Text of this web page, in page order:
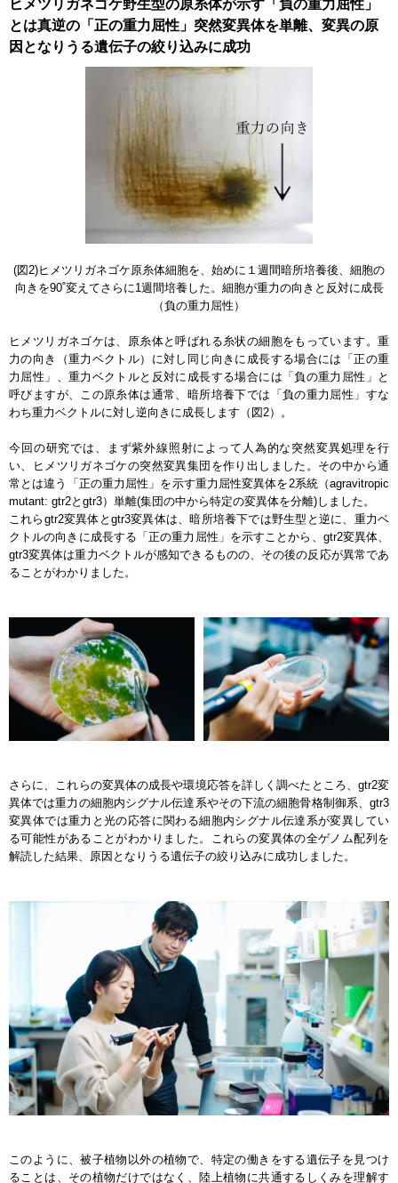
ヒメツリガネゴケ野生型の原糸体が示す「負の重力屈性」
とは真逆の「正の重力屈性」突然変異体を単離、変異の原
因となりうる遺伝子の絞り込みに成功
(図2)ヒメツリガネゴケ原糸体細胞を、始めに１週間暗所培養後、細胞の
向きを90˚変えてさらに1週間培養した。細胞が重力の向きと反対に成長
（負の重力屈性）
ヒメツリガネゴケは、原糸体と呼ばれる糸状の細胞をもっています。重
力の向き（重力ベクトル）に対し同じ向きに成長する場合には「正の重
力屈性」、重力ベクトルと反対に成長する場合には「負の重力屈性」と
呼びますが、この原糸体は通常、暗所培養下では「負の重力屈性」すな
わち重力ベクトルに対し逆向きに成長します（図2）。
今回の研究では、まず紫外線照射によって人為的な突然変異処理を行
い、ヒメツリガネゴケの突然変異集団を作り出しました。その中から通
常とは違う「正の重力屈性」を示す重力屈性変異体を2系統（agravitropic
mutant: gtr2とgtr3）単離(集団の中から特定の変異体を分離)しました。
これらgtr2変異体とgtr3変異体は、暗所培養下では野生型と逆に、重力ベ
クトルの向きに成長する「正の重力屈性」を示すことから、gtr2変異体、
gtr3変異体は重力ベクトルが感知できるものの、その後の反応が異常であ
ることがわかりました。
さらに、これらの変異体の成長や環境応答を詳しく調べたところ、gtr2変
異体では重力の細胞内シグナル伝達系やその下流の細胞骨格制御系、gtr3
変異体では重力と光の応答に関わる細胞内シグナル伝達系が変異してい
る可能性があることがわかりました。これらの変異体の全ゲノム配列を
解読した結果、原因となりうる遺伝子の絞り込みに成功しました。
このように、被子植物以外の植物で、特定の働きをする遺伝子を見つけ
ることは、その植物だけではなく、陸上植物に共通するしくみを理解す